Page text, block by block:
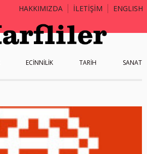
HAKKIMIZDA İLETİŞİM ENGLISH
ECİNNİLİK TARİH SANAT